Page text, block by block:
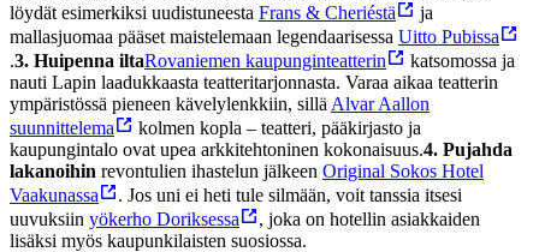
löydät esimerkiksi uudistuneesta Frans & Cheriéstä
ja
mallasjuomaa pääset maistelemaan legendaarisessa Uitto Pubissa
.3. Huipenna iltaRovaniemen kaupunginteatterin
katsomossa ja
nauti Lapin laadukkaasta teatteritarjonnasta. Varaa aikaa teatterin
ympäristössä pieneen kävelylenkkiin, sillä Alvar Aallon
suunnittelema
kolmen kopla – teatteri, pääkirjasto ja
kaupungintalo ovat upea arkkitehtoninen kokonaisuus.4. Pujahda
lakanoihin revontulien ihastelun jälkeen Original Sokos Hotel
Vaakunassa
. Jos uni ei heti tule silmään, voit tanssia itsesi
uuvuksiin yökerho Doriksessa
, joka on hotellin asiakkaiden
lisäksi myös kaupunkilaisten suosiossa.